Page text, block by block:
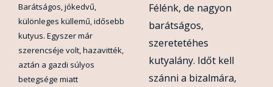
Barátságos, jókedvű,
különleges küllemű, idősebb
kutyus. Egyszer már
szerencséje volt, hazavitték,
aztán a gazdi súlyos
betegsége miatt
Félénk, de nagyon
barátságos,
szeretetéhes
kutyalány. Időt kell
szánni a bizalmára,